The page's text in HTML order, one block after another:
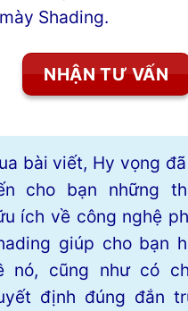
Shading.
NHẬN TƯ VẤN
bài viết, Hy vọng
cho bạn những
ích về công nghệ
giúp cho bạn
nó, cũng như có
định đúng đắn